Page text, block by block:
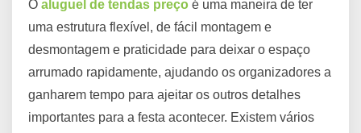
O aluguel de tendas preço é uma maneira de ter
uma estrutura flexível, de fácil montagem e
desmontagem e praticidade para deixar o espaço
arrumado rapidamente, ajudando os organizadores a
ganharem tempo para ajeitar os outros detalhes
importantes para a festa acontecer. Existem vários